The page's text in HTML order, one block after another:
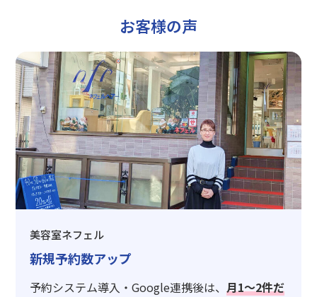
お客様の声
美容室ネフェル
新規予約数アップ
予約システム導入・Google連携後は、 月1〜2件だ